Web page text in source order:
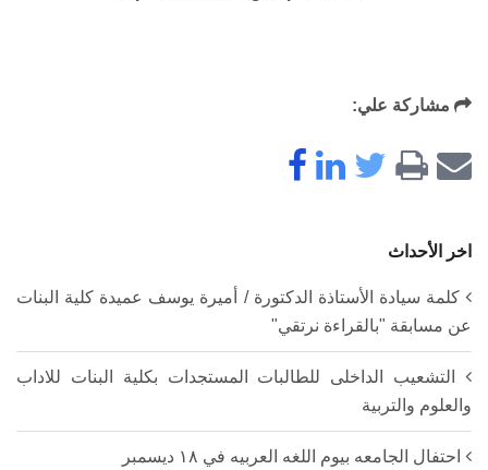
مشاركة علي:
اخر الأحداث
كلمة سيادة الأستاذة الدكتورة / أميرة يوسف عميدة كلية البنات
عن مسابقة "بالقراءة نرتقي"
التشعيب الداخلى للطالبات المستجدات بكلية البنات للاداب
والعلوم والتربية
احتفال الجامعه بيوم اللغه العربيه في ١٨ ديسمبر